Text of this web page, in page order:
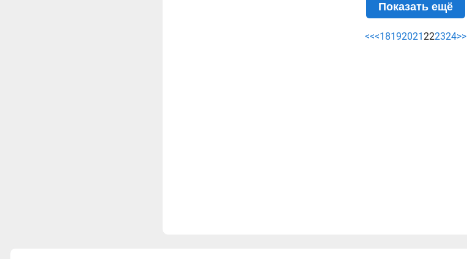
Показать ещё
<<<18192021222324>>